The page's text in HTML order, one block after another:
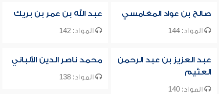
صالح بن عواد المغامسي
المواد: 144
عبد الله بن عمر بن بريك
المواد: 142
عبد العزيز بن عبد الرحمن
العثيم
المواد: 140
محمد ناصر الدين الألباني
المواد: 138